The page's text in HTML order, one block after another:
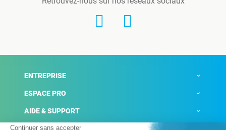
ENTREPRISE
ESPACE PRO
AIDE & SUPPORT